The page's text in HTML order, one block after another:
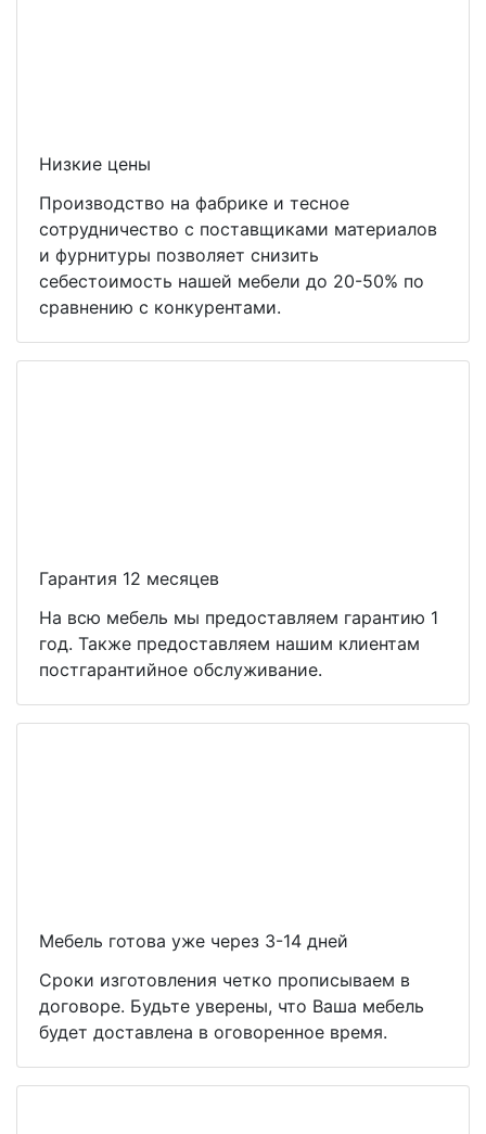
Низкие цены
Производство на фабрике и тесное
сотрудничество с поставщиками материалов
и фурнитуры позволяет снизить
себестоимость нашей мебели до 20-50% по
сравнению с конкурентами.
Гарантия 12 месяцев
На всю мебель мы предоставляем гарантию 1
год. Также предоставляем нашим клиентам
постгарантийное обслуживание.
Мебель готова уже через 3-14 дней
Сроки изготовления четко прописываем в
договоре. Будьте уверены, что Ваша мебель
будет доставлена в оговоренное время.